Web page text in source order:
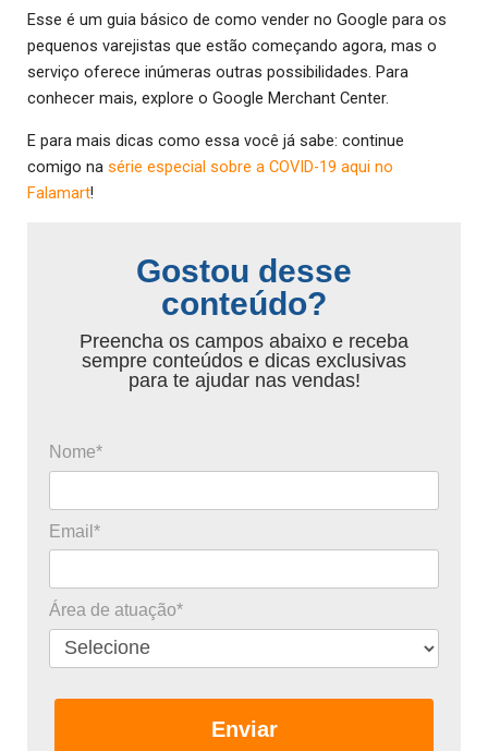
Esse é um guia básico de como vender no Google para os
pequenos varejistas que estão começando agora, mas o
serviço oferece inúmeras outras possibilidades. Para
conhecer mais, explore o Google Merchant Center.
E para mais dicas como essa você já sabe: continue
comigo na série especial sobre a COVID-19 aqui no
Falamart!
Gostou desse
conteúdo?
Preencha os campos abaixo e receba
sempre conteúdos e dicas exclusivas
para te ajudar nas vendas!
Nome*
Email*
Área de atuação*
Enviar